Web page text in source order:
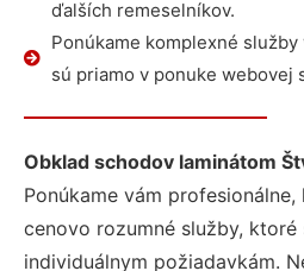
ďalších remeselníkov.
Ponúkame komplexné
sú priamo v ponuke webovej
Obklad schodov laminátom
Ponúkame vám
cenovo rozumné služby, ktoré
individuálnym požiadavkám.